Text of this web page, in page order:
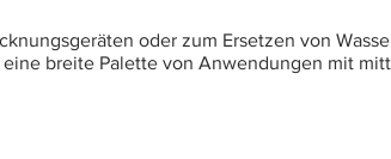
oder zum Ersetzen von
breite Palette von Anwendungen mit